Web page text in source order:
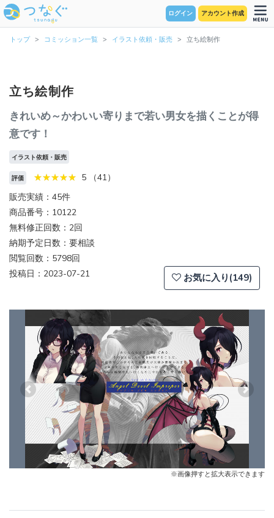
ログイン アカウント作成
トップ コミッション一覧 イラスト依頼・販売 立ち絵制作
立ち絵制作
きれいめ～かわいい寄りまで若い男女を描くことが得
意です！
イラスト依頼・販売
評価
5 （41）
販売実績：45件
商品番号：10122
無料修正回数：2回
納期予定日数：要相談
閲覧回数：5798回
投稿日：2023-07-21
お気に入り(149)
Previous Next
※画像押すと拡大表示できます